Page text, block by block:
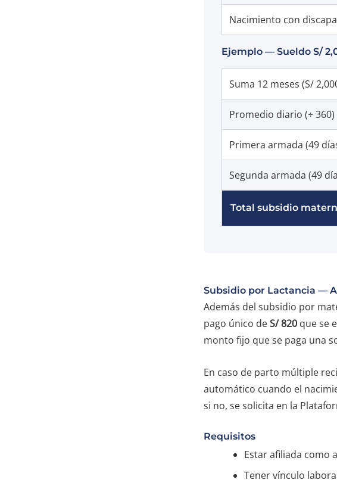
Nacimiento con
Ejemplo — Sueldo S/
Suma 12 meses (S/
Promedio diario (÷ 360)
Primera armada (49
Segunda armada (49
Total subsidio
Subsidio por Lactancia —
Además del subsidio por
pago único deS/ 820 que se
monto fijo que se paga una
En caso de parto múltiple
automático cuando el
si no, se solicita en la
Requisitos
Estar afiliada como
Tener vínculo